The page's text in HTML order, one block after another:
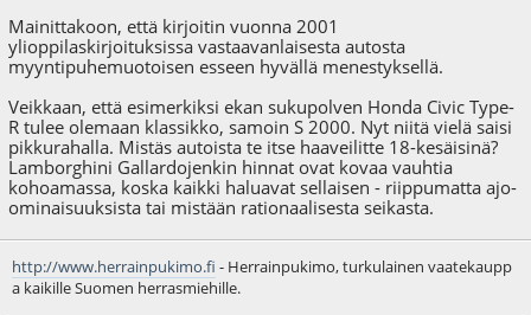
Mainittakoon, että kirjoitin vuonna 2001
ylioppilaskirjoituksissa vastaavanlaisesta autosta
myyntipuhemuotoisen esseen hyvällä menestyksellä.
Veikkaan, että esimerkiksi ekan sukupolven Honda Civic Type-
R tulee olemaan klassikko, samoin S 2000. Nyt niitä vielä saisi
pikkurahalla. Mistäs autoista te itse haaveilitte 18-kesäisinä?
Lamborghini Gallardojenkin hinnat ovat kovaa vauhtia
kohoamassa, koska kaikki haluavat sellaisen - riippumatta ajo-
ominaisuuksista tai mistään rationaalisesta seikasta.
http://www.herrainpukimo.fi - Herrainpukimo, turkulainen vaatekaupp
a kaikille Suomen herrasmiehille.